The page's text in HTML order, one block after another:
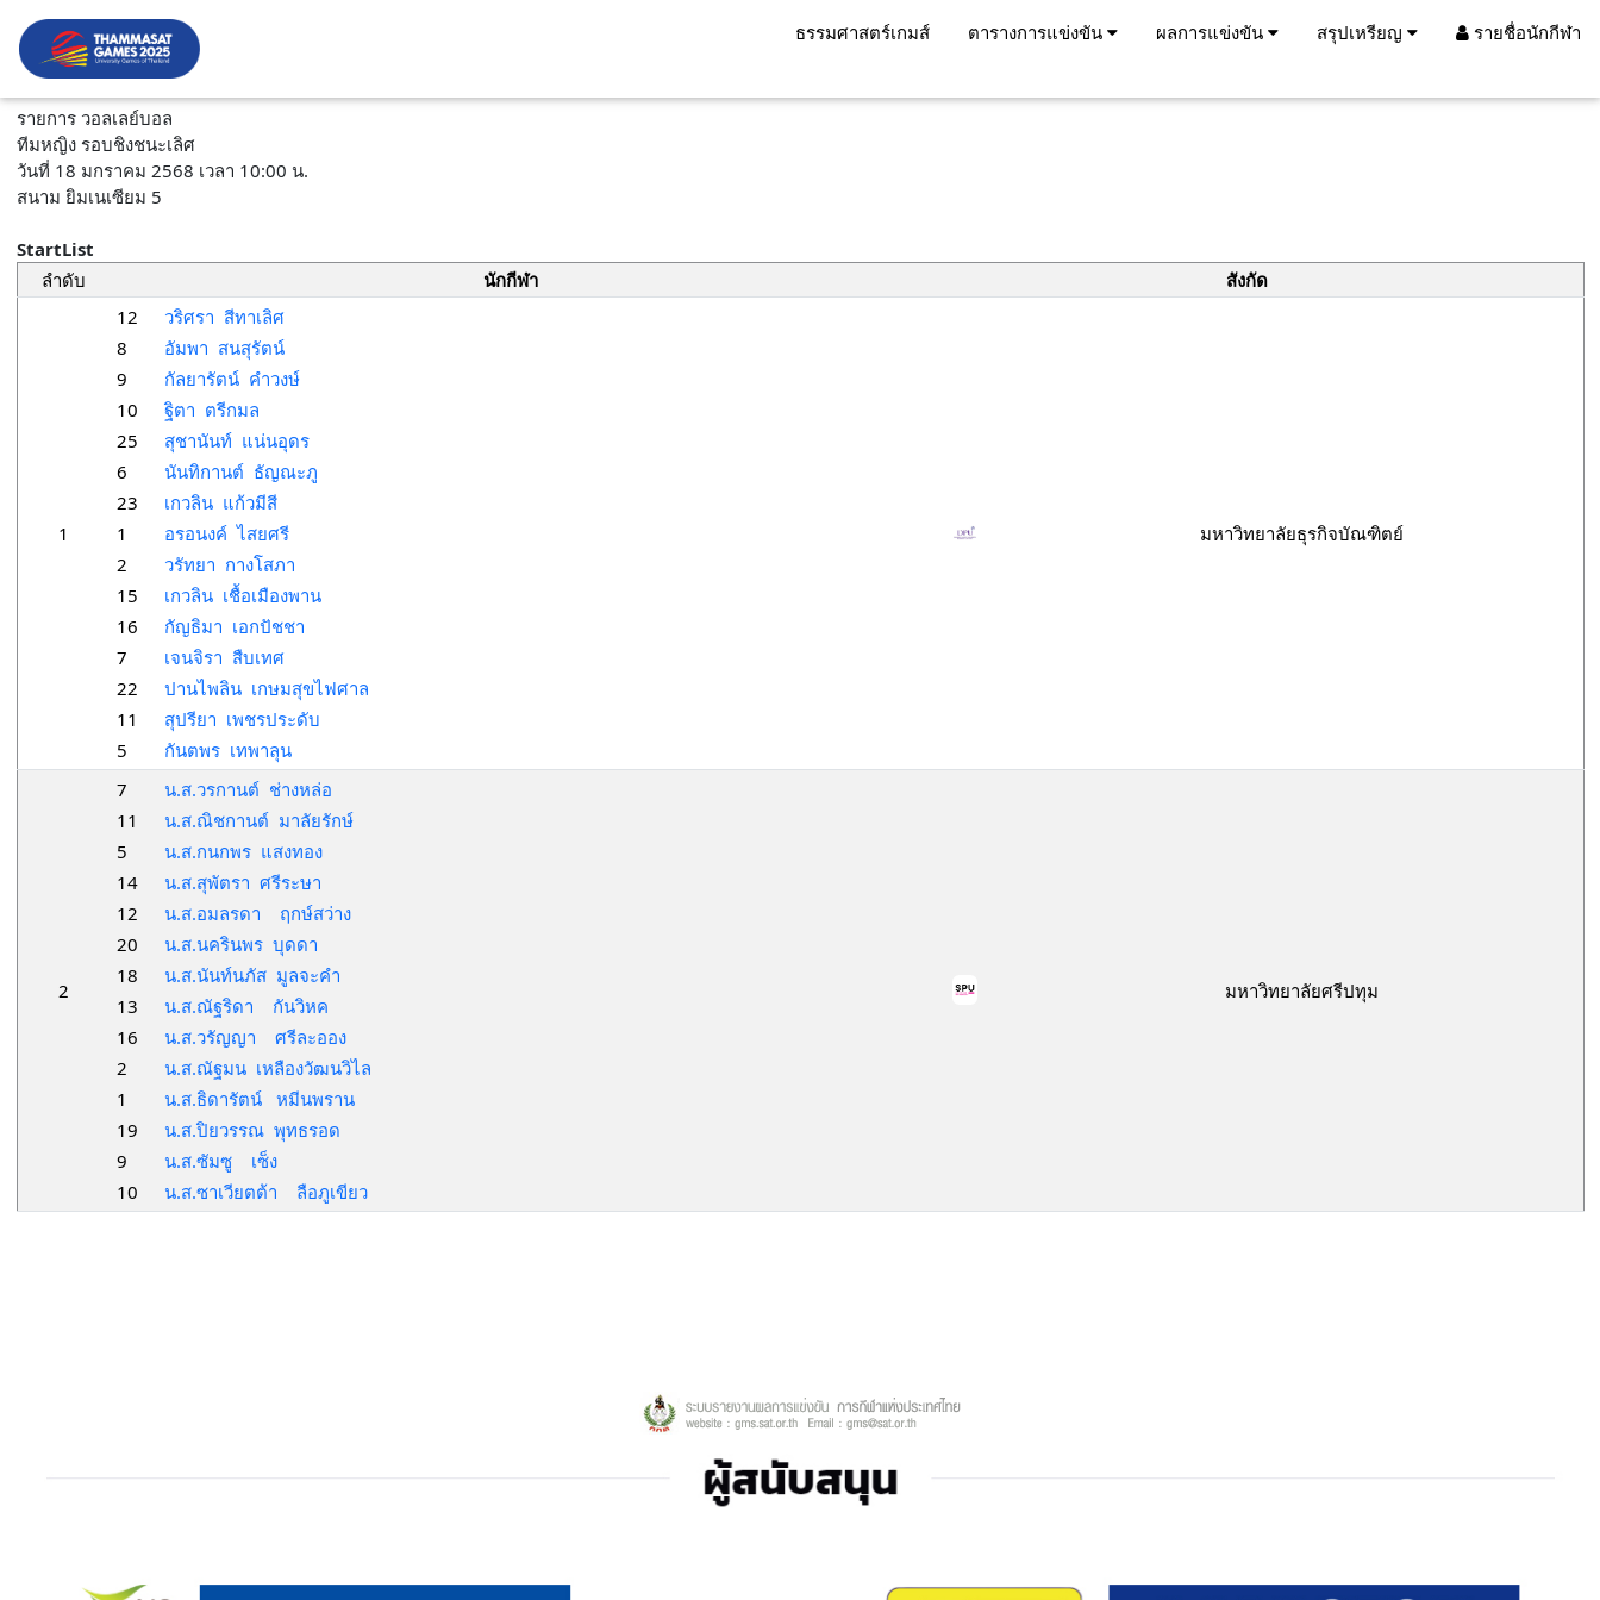
ธรรมศาสตร์เกมส์ ตารางการแข่งขัน ผลการแข่งขัน สรุปเหรียญ รายชื่อนักกีฬา
รายการ วอลเลย์บอล
ทีมหญิง รอบชิงชนะเลิศ
วันที่ 18 มกราคม 2568 เวลา 10:00 น.
สนาม ยิมเนเซียม 5
StartList
ลำดับ
นักกีฬา สังกัด
1
12
วริศรา สีทาเลิศ
8
อัมพา สนสุรัตน์
9
กัลยารัตน์ คำวงษ์
10
ฐิตา ตรีกมล
25
สุชานันท์ แน่นอุดร
6
นันทิกานต์ ธัญณะภู
23
เกวลิน แก้วมีสี
1
อรอนงค์ ไสยศรี
2
วรัทยา กางโสภา
15
เกวลิน เชื้อเมืองพาน
16
กัญธิมา เอกปัชชา
7
เจนจิรา สืบเทศ
22
ปานไพลิน เกษมสุขไฟศาล
11
สุปรียา เพชรประดับ
5
กันตพร เทพาลุน
มหาวิทยาลัยธุรกิจบัณฑิตย์
2
7
น.ส.วรกานต์ ช่างหล่อ
11
น.ส.ณิชกานต์ มาลัยรักษ์
5
น.ส.กนกพร แสงทอง
14
น.ส.สุพัตรา ศรีระษา
12
น.ส.อมลรดา ฤกษ์สว่าง
20
น.ส.นครินพร บุดดา
18
น.ส.นันท์นภัส มูลจะคำ
13
น.ส.ณัฐริดา กันวิหค
16
น.ส.วรัญญา ศรีละออง
2
น.ส.ณัฐมน เหลืองวัฒนวิไล
1
น.ส.ธิดารัตน์ หมีนพราน
19
น.ส.ปิยวรรณ พุทธรอด
9
น.ส.ซัมซู เซ็ง
10
น.ส.ซาเวียตต้า ลือภูเขียว
มหาวิทยาลัยศรีปทุม